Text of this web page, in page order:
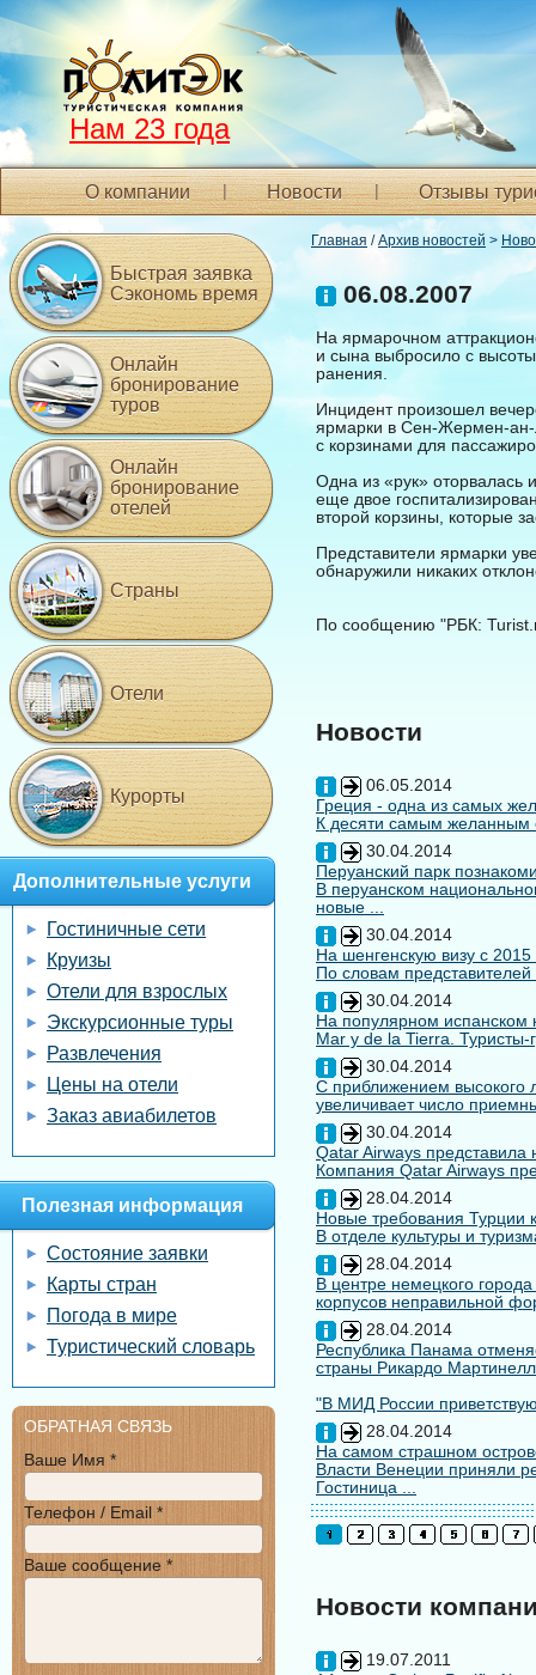
Нам 23 года
О компании Новости Отзывы
Главная /Архив новостей >
06.08.2007
На ярмарочном
и сына выбросило с
ранения.
Инцидент произошел
ярмарки в Сен-Жермен-ан-
с корзинами для
Одна из «рук» оторвалась
еще двое
второй корзины, которые
Представители ярмарки
обнаружили никаких
По сообщению "РБК:
Новости
06.05.2014
Греция - одна из самых
К десяти самым желанным
30.04.2014
Перуанский парк
В перуанском
новые ...
30.04.2014
На шенгенскую визу с 2015
По словам
30.04.2014
На популярном испанском
Mar y de la Tierra. Туристы-
30.04.2014
С приближением высокого
увеличивает число
30.04.2014
Qatar Airways
Компания Qatar Airways
28.04.2014
Новые требования Турции
В отделе культуры и
28.04.2014
В центре немецкого
корпусов неправильной
28.04.2014
Республика Панама
страны Рикардо
"В МИД России
28.04.2014
На самом страшном
Власти Венеции приняли
Гостиница ...
Новости
19.07.2011
Быстрая заявка
Сэкономь время
Онлайн
бронирование
туров
Онлайн
бронирование
отелей
Страны
Отели
Курорты
Дополнительные услуги
Гостиничные сети
Круизы
Отели для взрослых
Экскурсионные туры
Развлечения
Цены на отели
Заказ авиабилетов
Полезная информация
Состояние заявки
Карты стран
Погода в мире
Туристический словарь
ОБРАТНАЯ СВЯЗЬ
Ваше Имя *
Телефон / Email *
Ваше сообщение *